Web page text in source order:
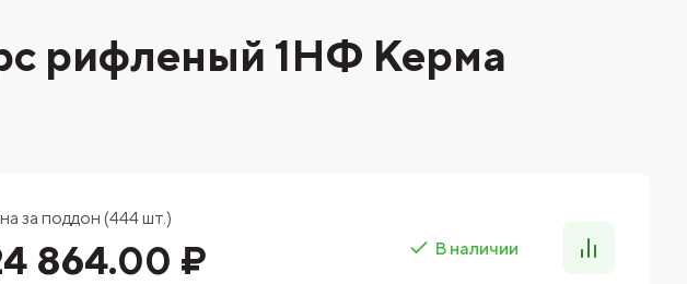
рифленый 1НФ Керма
за поддон (444 шт.)
864.00 ₽ В наличии